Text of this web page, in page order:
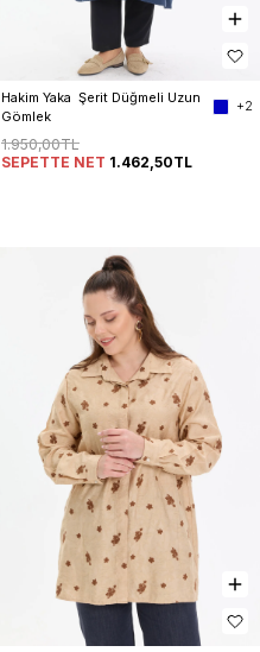
Hakim Yaka  Şerit Düğmeli Uzun
Gömlek
+2
1.950,00TL
SEPETTE NET 1.462,50TL